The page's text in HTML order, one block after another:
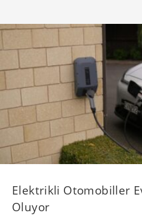
Elektrikli Otomobiller
Oluyor